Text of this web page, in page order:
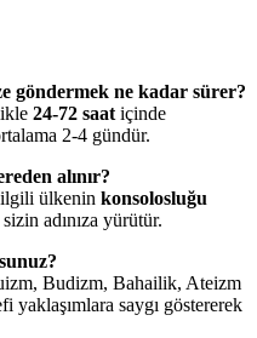
göndermek ne kadar sürer?
24-72 saat içinde
2-4 gündür.
alınır?
ilgili ülkenin konsolosluğu
adınıza yürütür.
Budizm, Bahailik, Ateizm
yaklaşımlara saygı göstererek